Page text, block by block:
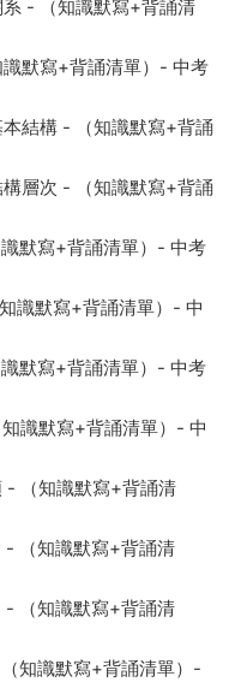
- （知識默寫+背誦清
默寫+背誦清單）- 中考
結構 - （知識默寫+背誦
層次 - （知識默寫+背誦
默寫+背誦清單）- 中考
識默寫+背誦清單）- 中
默寫+背誦清單）- 中考
識默寫+背誦清單）- 中
- （知識默寫+背誦清
- （知識默寫+背誦清
- （知識默寫+背誦清
知識默寫+背誦清單）-